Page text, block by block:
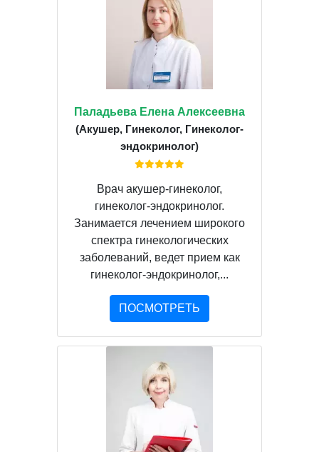
Паладьева Елена Алексеевна
(Акушер, Гинеколог, Гинеколог-
эндокринолог)
Врач акушер-гинеколог,
гинеколог-эндокринолог.
Занимается лечением широкого
спектра гинекологических
заболеваний, ведет прием как
гинеколог-эндокринолог,...
ПОСМОТРЕТЬ